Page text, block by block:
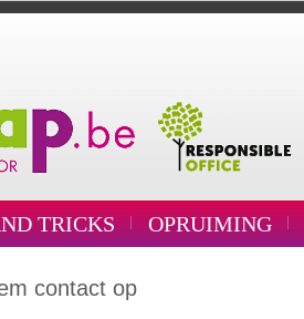
TRICKS OPRUIMING
contact op